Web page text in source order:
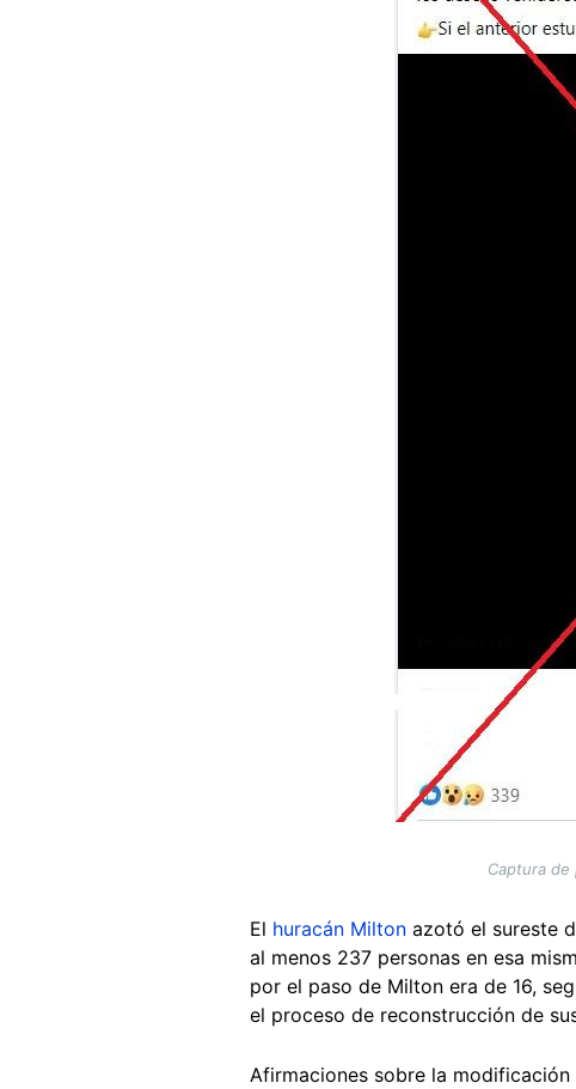
Captura
El huracán Milton azotó el sureste
al menos 237 personas en esa
por el paso de Milton era de 16,
el proceso de reconstrucción de
Afirmaciones sobre la